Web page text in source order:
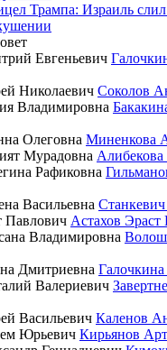
Трампа: Израиль
Соколов
Миненкова
Астахов Эраст
Каленов
Кирьянов